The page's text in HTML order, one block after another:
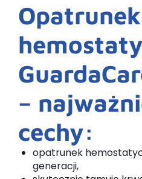
Opatrunek
–
cechy:
opatrunek
generacji,